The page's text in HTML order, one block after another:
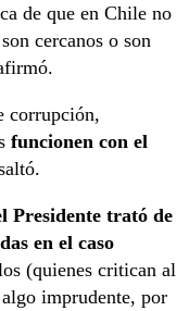
de que en Chile no
cercanos o son
corrupción,
funcionen con el
Presidente trató de
en el caso
(quienes critican al
imprudente, por